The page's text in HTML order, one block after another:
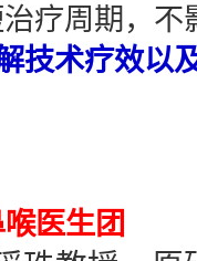
疗周期，
技术疗效以
医生团